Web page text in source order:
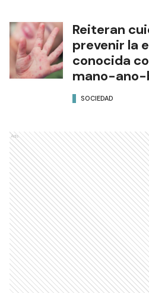
Reiteran
prevenir la
conocida
mano-ano-
SOCIEDAD
Ads